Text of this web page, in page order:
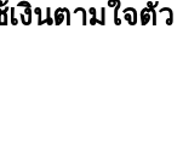
เงินตามใจตัว